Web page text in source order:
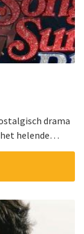
drama
helende
“Cracklin&rsq...